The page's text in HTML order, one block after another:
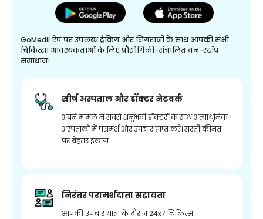
GoMedii ऐप पर उपलब्ध ट्रैकिंग और निगरानी के साथ आपकी सभी
चिकित्सा आवश्यकताओं के लिए प्रौद्योगिकी-संचालित वन-स्टॉप
समाधान।
शीर्ष अस्पताल और डॉक्टर नेटवर्क
अपने मामले में सबसे अनुभवी डॉक्टरों के साथ अत्याधुनिक
अस्पतालों में परामर्श और उपचार प्राप्त करें। सस्ती कीमत
पर बेहतर इलाज।
निरंतर परामर्शदाता सहायता
आपकी उपचार यात्रा के दौरान 24x7 चिकित्सा